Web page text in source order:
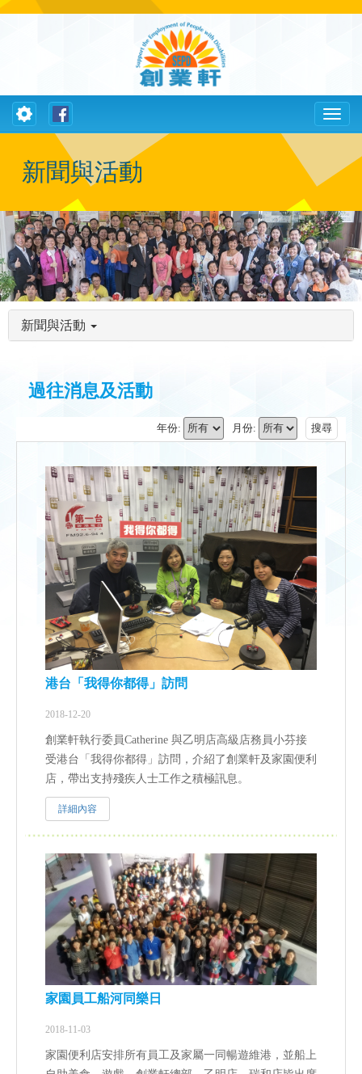
Toggle
Toggle
navigation
新聞與活動
新聞與活動
過往消息及活動
搜尋
月份:
年份:
港台「我得你都得」訪問
2018-12-20
創業軒執行委員Catherine 與乙明店高級店務員小芬接
受港台「我得你都得」訪問，介紹了創業軒及家園便利
店，帶出支持殘疾人士工作之積極訊息。
詳細內容
家園員工船河同樂日
2018-11-03
家園便利店安排所有員工及家屬一同暢遊維港，並船上